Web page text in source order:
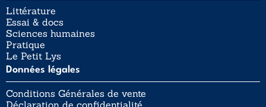
Littérature
Essai & docs
Sciences humaines
Pratique
Le Petit Lys
Données légales
Conditions Générales de vente
Déclaration de confidentialité